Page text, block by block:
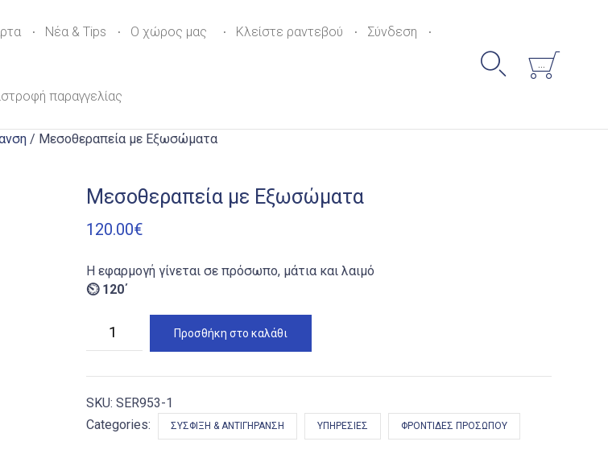
Νέα & Tips Ο χώρος μας Κλείστε ραντεβού Σύνδεση
παραγγελίας
 
...
/ Μεσοθεραπεία με Εξωσώματα
Μεσοθεραπεία με Εξωσώματα
120.00€
Η εφαρμογή γίνεται σε πρόσωπο, μάτια και λαιμό
⏲ 120΄
Προσθήκη στο καλάθι
SKU:SER953-1
Categories:
ΣΎΣΦΙΞΗ & ΑΝΤΙΓΉΡΑΝΣΗ ΥΠΗΡΕΣΊΕΣ ΦΡΟΝΤΊΔΕΣ ΠΡΟΣΏΠΟΥ